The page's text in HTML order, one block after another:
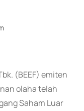
(BEEF) emiten
olaha telah
Saham Luar